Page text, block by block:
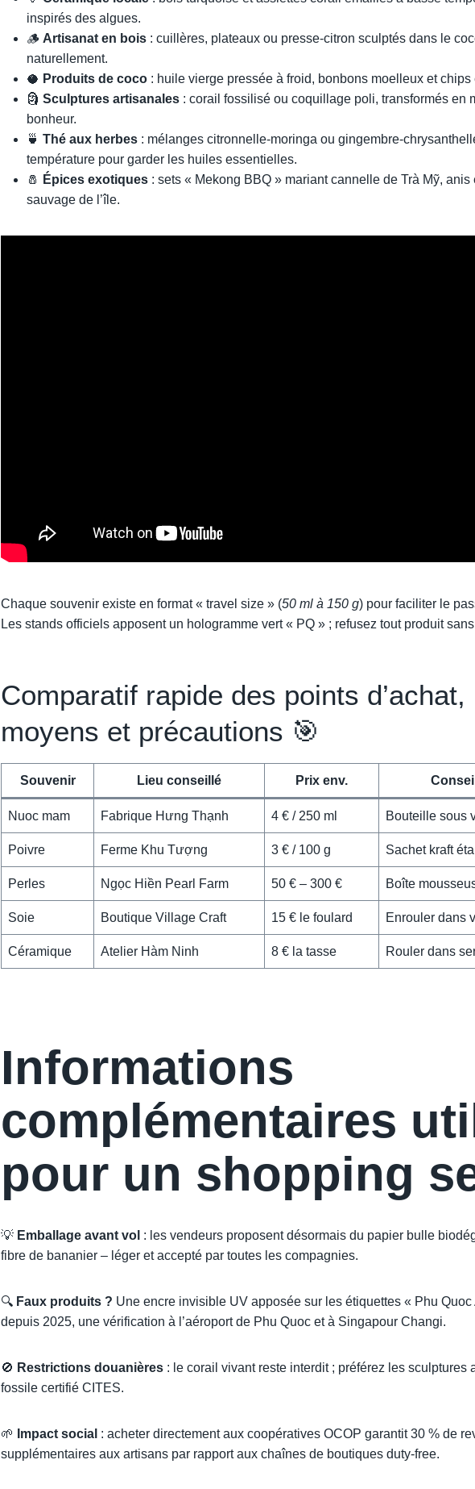
inspirés des algues.
🪵 Artisanat en bois : cuillères, plateaux ou presse-citron sculptés dans le
naturellement.
🥥 Produits de coco : huile vierge pressée à froid, bonbons moelleux et
🗿 Sculptures artisanales : corail fossilisé ou coquillage poli, transformés en
bonheur.
🍵 Thé aux herbes : mélanges citronnelle-moringa ou gingembre-
température pour garder les huiles essentielles.
🧂
Épices exotiques : sets « Mekong BBQ » mariant cannelle de Trà Mỹ, anis
sauvage de l’île.
Chaque souvenir existe en format « travel size » (50 ml à 150 g) pour faciliter le
Les stands officiels apposent un hologramme vert « PQ » ; refusez tout produit
Comparatif rapide des points d’achat,
moyens et précautions 🎯
Souvenir Lieu conseillé Prix env.
Nuoc mam Fabrique Hưng Thạnh 4 € / 250 ml Bouteille sous
Poivre Ferme Khu Tượng 3 € / 100 g Sachet kraft
Perles Ngọc Hiền Pearl Farm 50 € – 300 € Boîte
Soie Boutique Village Craft 15 € le foulard Enrouler dans
Céramique Atelier Hàm Ninh 8 € la tasse Rouler dans
Informations
complémentaires
pour un shopping
💡 Emballage avant vol : les vendeurs proposent désormais du papier bulle
fibre de bananier – léger et accepté par toutes les compagnies.
🔍 Faux produits ? Une encre invisible UV apposée sur les étiquettes « Phu Quoc
depuis 2025, une vérification à l’aéroport de Phu Quoc et à Singapour Changi.
🚫 Restrictions douanières : le corail vivant reste interdit ; préférez les sculptures
fossile certifié CITES.
🌱 Impact social : acheter directement aux coopératives OCOP garantit 30 % de
supplémentaires aux artisans par rapport aux chaînes de boutiques duty-free.